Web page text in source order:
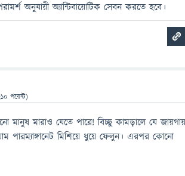
অনুযায়ী অ্যান্টিবায়োটিক সেবন করতে হবে।
পয়েন্ট)
মানুষ মারাও যেতে পারে! বিচ্ছু কামড়ালে যে
পারম্যাঙ্গানেট মিশিয়ে ধুয়ে ফেলুন। এরপর কোনো